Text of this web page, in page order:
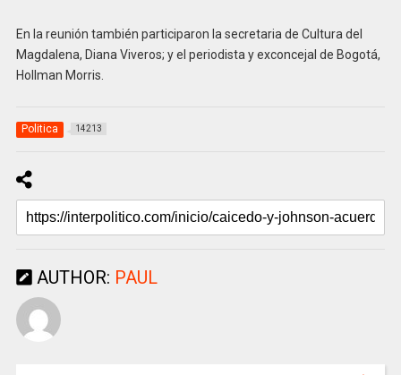
En la reunión también participaron la secretaria de Cultura del
Magdalena, Diana Viveros; y el periodista y exconcejal de Bogotá,
Hollman Morris.
Politica 14213
AUTHOR: PAUL